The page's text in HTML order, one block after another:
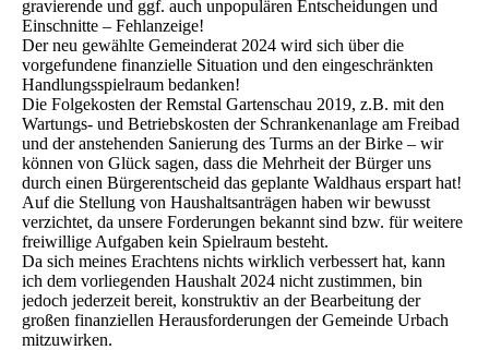
gravierende und ggf. auch unpopulären Entscheidungen und
Einschnitte – Fehlanzeige!
Der neu gewählte Gemeinderat 2024 wird sich über die
vorgefundene finanzielle Situation und den eingeschränkten
Handlungsspielraum bedanken!
Die Folgekosten der Remstal Gartenschau 2019, z.B. mit den
Wartungs- und Betriebskosten der Schrankenanlage am Freibad
und der anstehenden Sanierung des Turms an der Birke – wir
können von Glück sagen, dass die Mehrheit der Bürger uns
durch einen Bürgerentscheid das geplante Waldhaus erspart hat!
Auf die Stellung von Haushaltsanträgen haben wir bewusst
verzichtet, da unsere Forderungen bekannt sind bzw. für weitere
freiwillige Aufgaben kein Spielraum besteht.
Da sich meines Erachtens nichts wirklich verbessert hat, kann
ich dem vorliegenden Haushalt 2024 nicht zustimmen, bin
jedoch jederzeit bereit, konstruktiv an der Bearbeitung der
großen finanziellen Herausforderungen der Gemeinde Urbach
mitzuwirken.